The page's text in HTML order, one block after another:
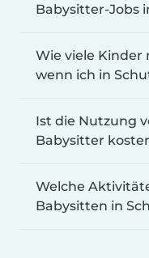
Babysitter-Jobs
Wie viele Kinder
wenn ich in
Ist die Nutzung
Babysitter
Welche
Babysitten in